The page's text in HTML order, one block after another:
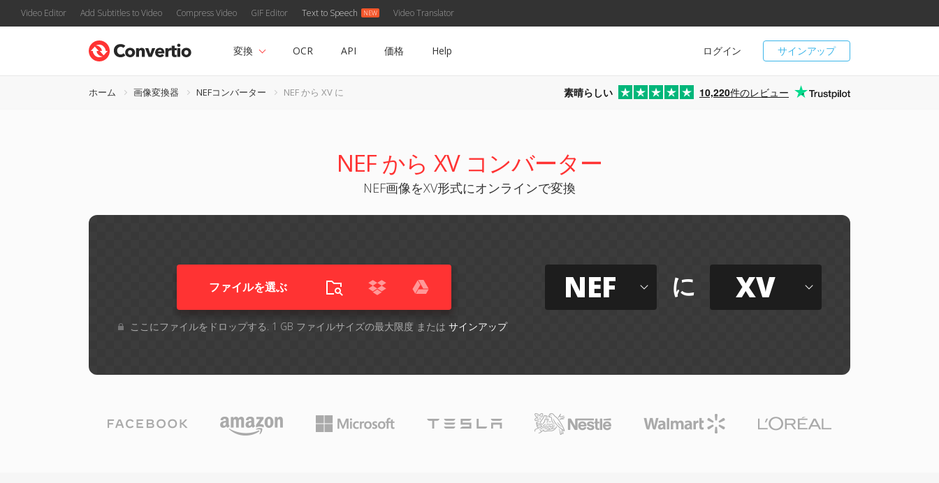
Video Editor Add Subtitles to Video Compress Video GIF Editor Text to Speech Video Translator
サインアップ
ログイン
変換 OCR API 価格 Help
ホーム 画像変換器 NEFコンバーター NEF から XV に 素晴らしい 10,220件のレビュー
NEF から XV コンバーター
NEF画像をXV形式にオンラインで変換
ファイルを選ぶ
ここにファイルをドロップする. 1 GB ファイルサイズの最大限度 または サインアップ
NEF に XV